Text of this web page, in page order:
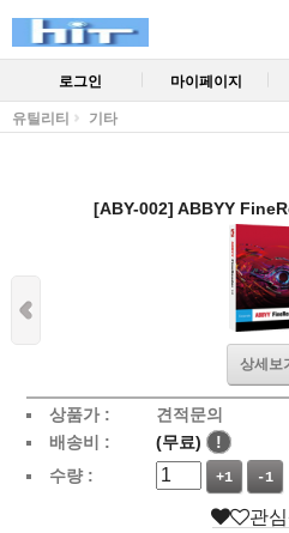
로그인 마이페이지
유틸리티 기타
[ABY-002] ABBYY
상세보
상품가 :
견적문의
배송비 :
(무료)
!
수량 :
+1 -1
관